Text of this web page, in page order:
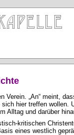
Verein. „An“ meint,
hier treffen wollen.
Alltag und darüber
eines westlich